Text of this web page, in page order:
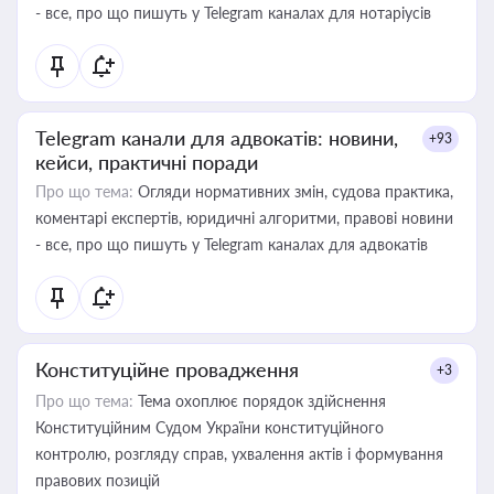
- все, про що пишуть у Telegram каналах для нотаріусів
Telegram канали для адвокатів: новини,
кейси, практичні поради
+93
Про що тема: Огляди нормативних змін, судова практика,
коментарі експертів, юридичні алгоритми, правові новини
- все, про що пишуть у Telegram каналах для адвокатів
Конституційне провадження +3
Про що тема: Тема охоплює порядок здійснення
Конституційним Судом України конституційного
контролю, розгляду справ, ухвалення актів і формування
правових позицій